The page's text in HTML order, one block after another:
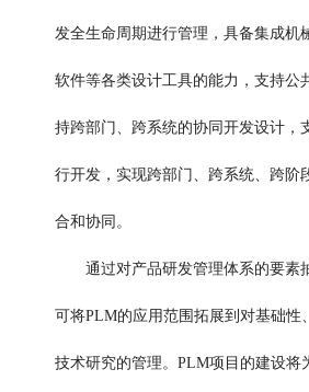
发全生命周期进行管理，具备集成机
软件等各类设计工具的能力，支持公
持跨部门、跨系统的协同开发设计，
行开发，实现跨部门、跨系统、跨阶
合和协同。
通过对产品研发管理体系的要素
可将PLM的应用范围拓展到对基础性
技术研究的管理。PLM项目的建设将